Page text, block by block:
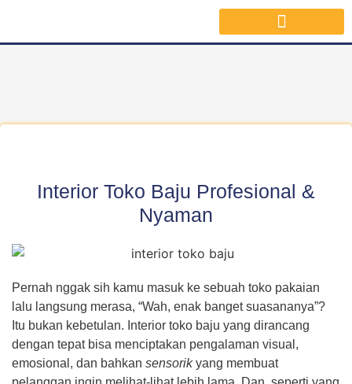
Interior Toko Baju Profesional &
Nyaman
Pernah nggak sih kamu masuk ke sebuah toko pakaian
lalu langsung merasa, “Wah, enak banget suasananya”?
Itu bukan kebetulan. Interior toko baju yang dirancang
dengan tepat bisa menciptakan pengalaman visual,
emosional, dan bahkan sensorikyang membuat